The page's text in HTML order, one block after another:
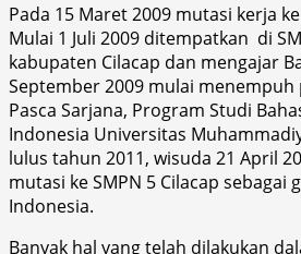
Pada 15 Maret 2009 mutasi kerja
Mulai 1 Juli 2009 ditempatkan di
kabupaten Cilacap dan mengajar
September 2009 mulai
Pasca Sarjana, Program Studi
Indonesia Universitas
lulus tahun 2011, wisuda 21 April
mutasi ke SMPN 5 Cilacap sebagai
Indonesia.
Banyak hal yang telah dilakukan